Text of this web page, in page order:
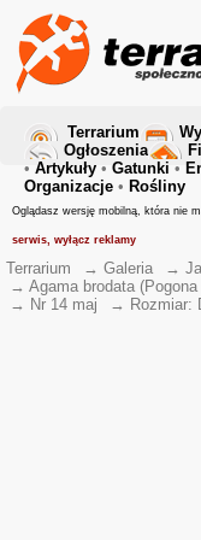
Terrarium
Ogłoszenia
• Artykuły • Gatunki •
Organizacje • Rośliny
Oglądasz wersję mobilną, która nie
serwis, wyłącz reklamy
Terrarium → Galeria →
→ Agama brodata
→ Nr 14 maj → Rozmiar: